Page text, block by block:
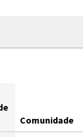
Comunidade